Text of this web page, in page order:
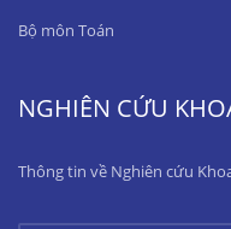
Bộ môn Toán
NGHIÊN CỨU
Thông tin về Nghiên cứu